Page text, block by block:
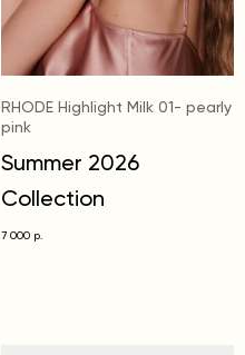
RHODE Highlight Milk 01- pearly
pink
Summer 2026
Collection
7 000 р.